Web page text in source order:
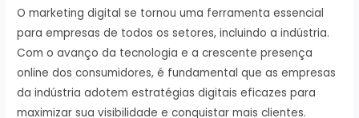
O marketing digital se tornou uma ferramenta essencial
para empresas de todos os setores, incluindo a indústria.
Com o avanço da tecnologia e a crescente presença
online dos consumidores, é fundamental que as empresas
da indústria adotem estratégias digitais eficazes para
maximizar sua visibilidade e conquistar mais clientes.